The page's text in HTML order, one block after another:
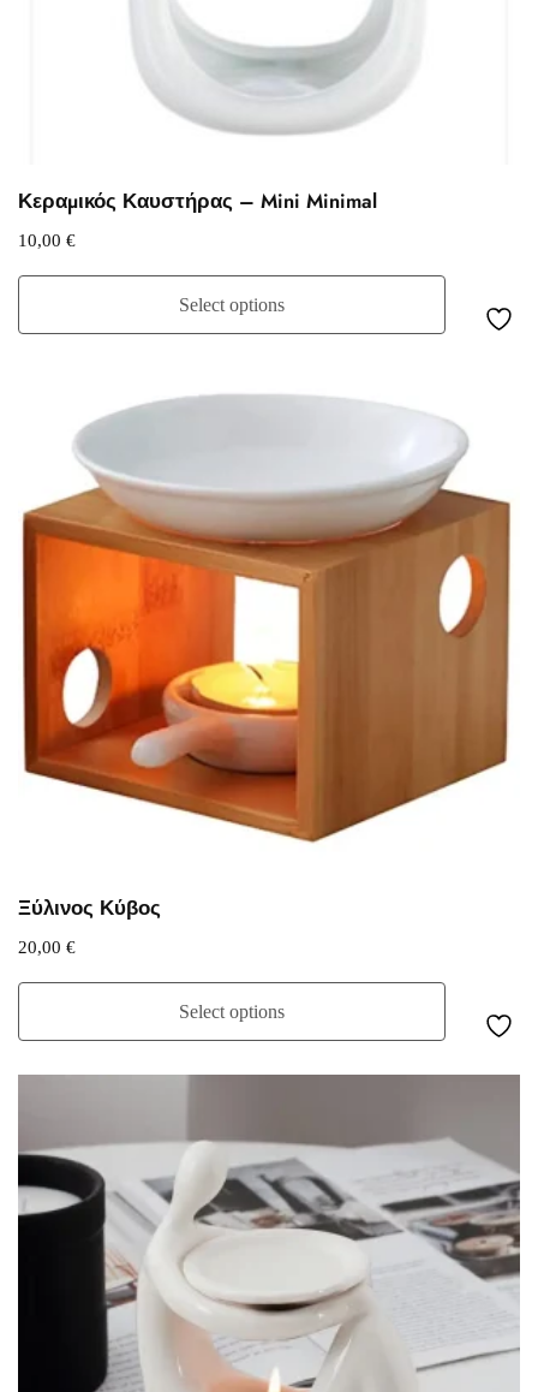
Κεραμικός Καυστήρας – Mini Minimal
10,00 €
Select options
Ξύλινος Κύβος
20,00 €
Select options